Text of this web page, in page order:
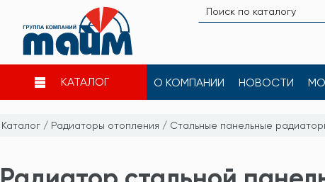
КАТАЛОГ О КОМПАНИИ НОВОСТИ
Каталог / Радиаторы отопления / Стальные панельные